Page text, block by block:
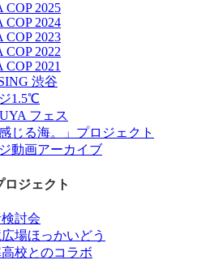
COP 2025
COP 2024
COP 2023
COP 2022
2021
渋谷
1.5℃
フェス
じる海。」プロジェクト
動画アーカイブ
ジェクト
討会
場ほっかいどう
校とのコラボ